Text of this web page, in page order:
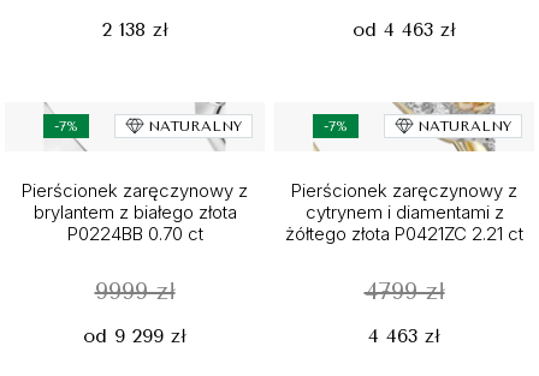
2 138 zł od 4 463 zł
-7% NATURALNY
Pierścionek zaręczynowy z
brylantem z białego złota
P0224BB 0.70 ct
9999 zł
od 9 299 zł
-7% NATURALNY
Pierścionek zaręczynowy z
cytrynem i diamentami z
żółtego złota P0421ZC 2.21 ct
4799 zł
4 463 zł